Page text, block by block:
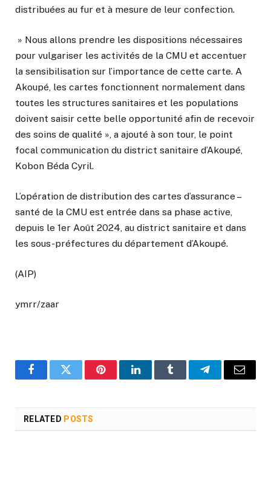
distribuées au fur et à mesure de leur confection.
» Nous allons prendre les dispositions nécessaires
pour vulgariser les activités de la CMU et accentuer
la sensibilisation sur l’importance de cette carte. A
Akoupé, les cartes fonctionnent normalement dans
toutes les structures sanitaires et les populations
doivent saisir cette belle opportunité afin de recevoir
des soins de qualité », a ajouté à son tour, le point
focal communication du district sanitaire d’Akoupé,
Kobon Béda Cyril.
L’opération de distribution des cartes d’assurance –
santé de la CMU est entrée dans sa phase active,
depuis le 1er Août 2024, au district sanitaire et dans
les sous-préfectures du département d’Akoupé.
(AIP)
ymrr/zaar
FacebookTwitter PinterestLinkedInTumblr TelegramEmail
RELATED POSTS